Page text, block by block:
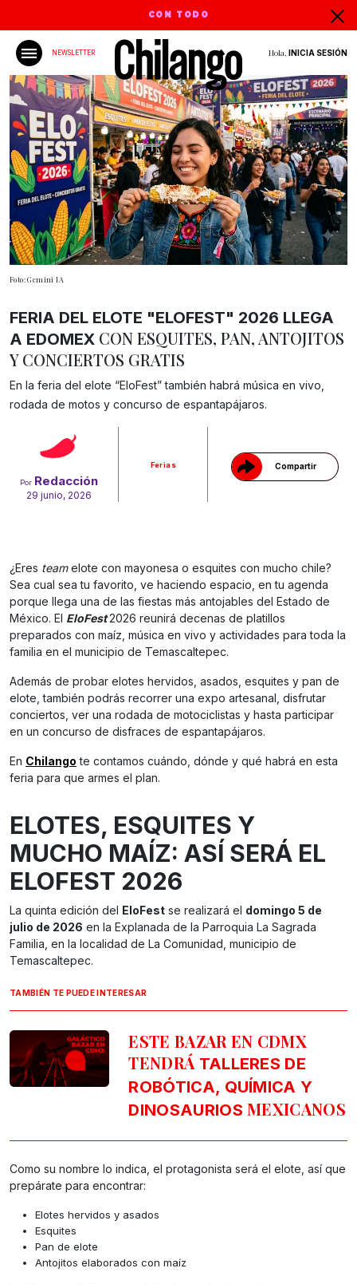
CON TODO
NEWSLETTER Hola, INICIA SESIÓN
Foto: Gemini IA
Por Redacción
29 junio, 2026
Ferias Compartir
Gracias!
FERIA DEL ELOTE "ELOFEST" 2026 LLEGA
A EDOMEX CON ESQUITES, PAN, ANTOJITOS
Y CONCIERTOS GRATIS
En la feria del elote “EloFest” también habrá música en vivo,
rodada de motos y concurso de espantapájaros.
¿Eres teamelote con mayonesa o esquites con mucho chile?
Sea cual sea tu favorito, ve haciendo espacio, en tu agenda
porque llega una de las fiestas más antojables del Estado de
México. El EloFest2026 reunirá decenas de platillos
preparados con maíz, música en vivo y actividades para toda la
familia en el municipio de Temascaltepec.
Además de probar elotes hervidos, asados, esquites y pan de
elote, también podrás recorrer una expo artesanal, disfrutar
conciertos, ver una rodada de motociclistas y hasta participar
en un concurso de disfraces de espantapájaros.
En Chilango te contamos cuándo, dónde y qué habrá en esta
feria para que armes el plan.
ELOTES, ESQUITES Y
MUCHO MAÍZ: ASÍ SERÁ EL
ELOFEST 2026
La quinta edición del EloFest se realizará el domingo 5 de
julio de 2026 en la Explanada de la Parroquia La Sagrada
Familia, en la localidad de La Comunidad, municipio de
Temascaltepec.
TAMBIÉN TE PUEDE INTERESAR
ESTE BAZAR EN CDMX
TENDRÁ TALLERES DE
ROBÓTICA, QUÍMICA Y
DINOSAURIOS MEXICANOS
Como su nombre lo indica, el protagonista será el elote, así que
prepárate para encontrar:
Elotes hervidos y asados
Esquites
Pan de elote
Antojitos elaborados con maíz